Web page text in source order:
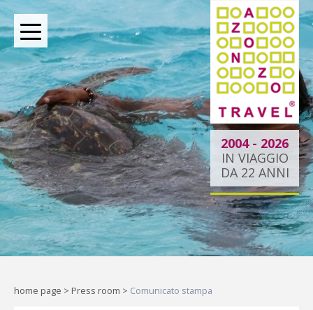
2004 - 2026
IN VIAGGIO
DA 22 ANNI
BOUTIQUE TOUR OPERATOR INDIPENDENTE DAL
2004
Dietro ogni viaggio ci
siamo noi.
Indipendenti per scelta, al tuo
fianco per passione.
home page > Press room > Comunicato stampa